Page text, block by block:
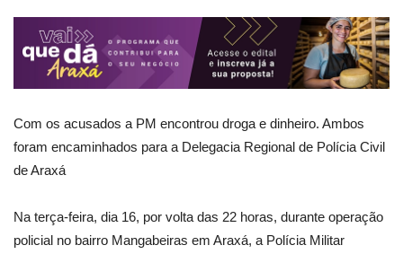
Com os acusados a PM encontrou droga e dinheiro. Ambos
foram encaminhados para a Delegacia Regional de Polícia Civil
de Araxá
Na terça-feira, dia 16, por volta das 22 horas, durante operação
policial no bairro Mangabeiras em Araxá, a Polícia Militar